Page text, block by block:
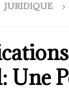
JURIDIQUE
Une